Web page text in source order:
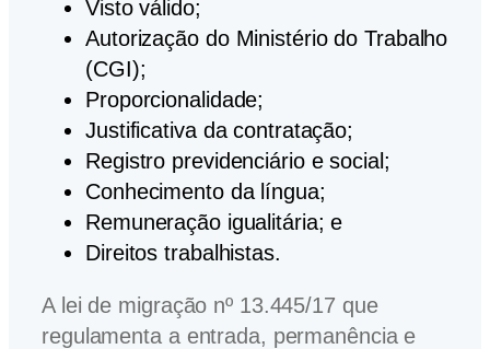
Visto válido;
Autorização do Ministério do Trabalho
(CGI);
Proporcionalidade;
Justificativa da contratação;
Registro previdenciário e social;
Conhecimento da língua;
Remuneração igualitária; e
Direitos trabalhistas.
A lei de migração nº 13.445/17 que
regulamenta a entrada, permanência e